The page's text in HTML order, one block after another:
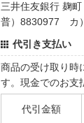
三井住友銀行 麹
普）8830977 カ
代引き支払い
商品の受け取り時
す。現金でのお支
代引金額